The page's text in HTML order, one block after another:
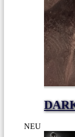
NEU